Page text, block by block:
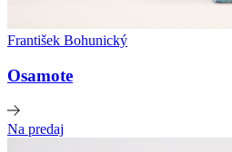
František Bohunický
Osamote
Na predaj